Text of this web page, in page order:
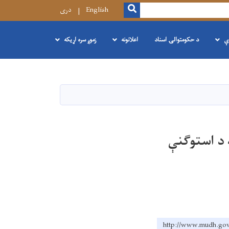
SEARCH
English دری
د حکومتوالۍ اسناد اعلانونه زموږ سره اړیکه
ته د استوګنې
http://